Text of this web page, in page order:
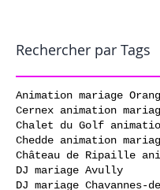
Rechercher par Tags
Animation mariage
Cernex animation
Chalet du Golf
Chedde animation
DJ mariage Avully
DJ mariage Chavannes-